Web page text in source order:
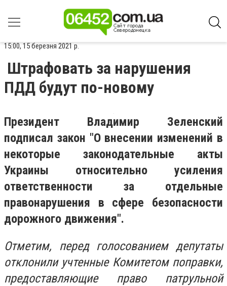
15:00, 15 березня 2021 р.
Штрафовать за нарушения
ПДД будут по-новому
Президент Владимир Зеленский
подписал закон "О внесении изменений в
некоторые законодательные акты
Украины относительно усиления
ответственности за отдельные
правонарушения в сфере безопасности
дорожного движения".
Отметим, перед голосованием депутаты
отклонили учтенные Комитетом поправки,
предоставляющие право патрульной